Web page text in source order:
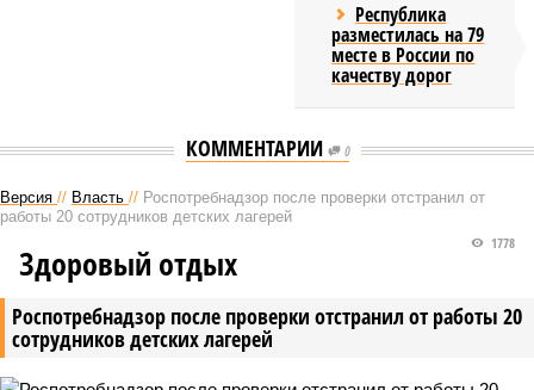
Республика
разместилась на 79
месте в России по
качеству дорог
КОММЕНТАРИИ 0
Версия // Власть // Роспотребнадзор после проверки отстранил от
работы 20 сотрудников детских лагерей
Роспотребнадзор после проверки отстранил от работы 20
сотрудников детских лагерей
1778
Здоровый отдых